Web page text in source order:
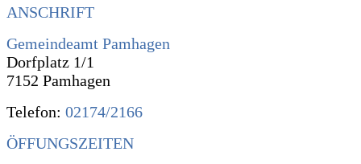
ANSCHRIFT
Gemeindeamt Pamhagen
Dorfplatz 1/1
7152 Pamhagen
Telefon: 02174/2166
ÖFFUNGSZEITEN